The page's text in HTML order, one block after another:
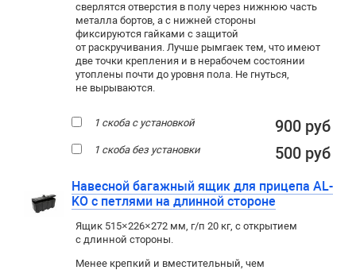
сверлятся отверстия в полу через нижнюю часть
металла бортов, а с нижней стороны
фиксируются гайками с защитой
от раскручивания. Лучше рымгаек тем, что имеют
две точки крепления и в нерабочем состоянии
утоплены почти до уровня пола. Не гнуться,
не вырываются.
1 скоба с установкой 900 руб
1 скоба без установки 500 руб
Навесной багажный ящик для прицепа AL-
KO с петлями на длинной стороне
Ящик 515×226×272 мм, г/п 20 кг, с открытием
с длинной стороны.
Менее крепкий и вместительный, чем